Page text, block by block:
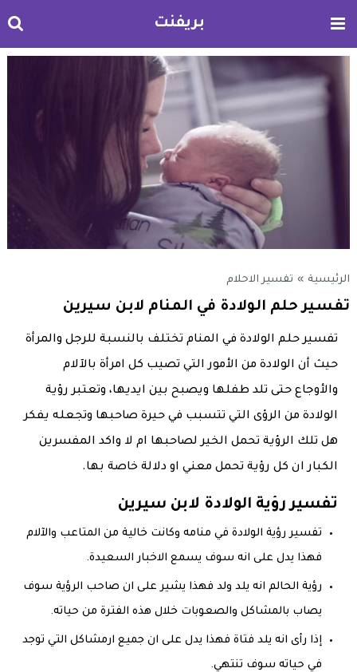
بريفنت
الرئيسية » تفسير الاحلام
تفسير حلم الولادة في المنام لابن سيرين
تفسير حلم الولادة في المنام تختلف بالنسبة للرجل والمرأة
حيث أن الولادة من الأمور التي تصيب كل امرأة بالآلام
والأوجاع حتى تلد طفلها ويصبح بين ايديها، وتعتبر رؤية
الولادة من الرؤى التي تتسبب في حيرة صاحبها وتجعله يفكر
هل تلك الرؤية تحمل الخير لصاحبها ام لا واكد المفسرين
الكبار ان كل رؤية تحمل معني او دلالة خاصة بها.
تفسير رؤية الولادة لابن سيرين
تفسير رؤية الولادة في منامه وكانت خالية من المتاعب والآلام
فهذا يدل على انه سوف يسمع الاخبار السعيدة.
رؤية الحالم انه يلد ولد فهذا يشير على ان صاحب الرؤية سوف
يصاب بالمشاكل والصعوبات خلال هذه الفترة من حياته.
إذا رأى انه يلد فتاة فهذا يدل على ان جميع ارمشاكل التي توجد
في حياته سوف تنتهي.